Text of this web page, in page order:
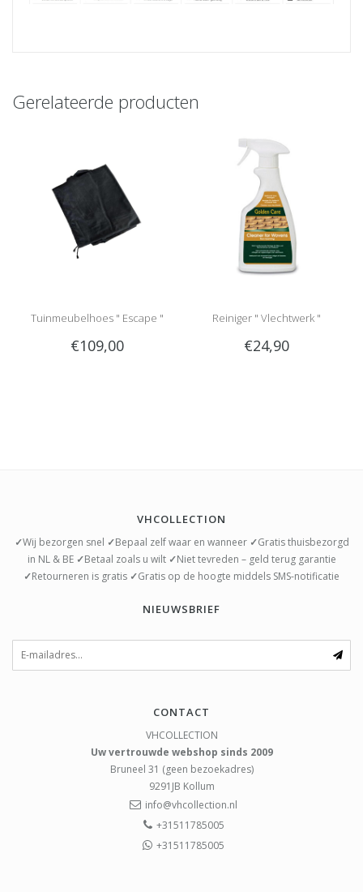
Gerelateerde producten
Tuinmeubelhoes " Escape "
€109,00
Reiniger " Vlechtwerk "
€24,90
VHCOLLECTION
✓Wij bezorgen snel ✓Bepaal zelf waar en wanneer ✓Gratis thuisbezorgd
in NL & BE ✓Betaal zoals u wilt ✓Niet tevreden – geld terug garantie
✓Retourneren is gratis ✓Gratis op de hoogte middels SMS-notificatie
NIEUWSBRIEF
CONTACT
VHCOLLECTION
Uw vertrouwde webshop sinds 2009
Bruneel 31 (geen bezoekadres)
9291JB Kollum
info@vhcollection.nl
+31511785005
+31511785005